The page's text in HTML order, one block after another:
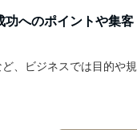
功へのポイントや集客
、ビジネスでは目的や規